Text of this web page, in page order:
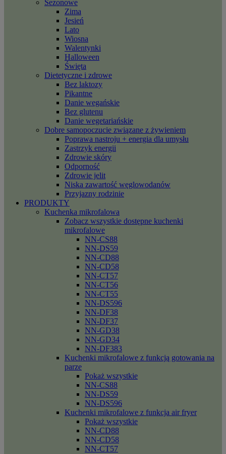
Sezonowe
Zima
Jesień
Lato
Wiosna
Walentynki
Halloween
Święta
Dietetyczne i zdrowe
Bez laktozy
Pikantne
Danie wegańskie
Bez glutenu
Danie wegetariańskie
Dobre samopoczucie związane z żywieniem
Poprawa nastroju + energia dla umysłu
Zastrzyk energii
Zdrowie skóry
Odporność
Zdrowie jelit
Niska zawartość węglowodanów
Przyjazny rodzinie
PRODUKTY
Kuchenka mikrofalowa
Zobacz wszystkie dostępne kuchenki
mikrofalowe
NN-CS88
NN-DS59
NN-CD88
NN-CD58
NN-CT57
NN-CT56
NN-CT55
NN-DS596
NN-DF38
NN-DF37
NN-GD38
NN-GD34
NN-DF383
Kuchenki mikrofalowe z funkcją gotowania na
parze
Pokaż wszystkie
NN-CS88
NN-DS59
NN-DS596
Kuchenki mikrofalowe z funkcja air fryer
Pokaż wszystkie
NN-CD88
NN-CD58
NN-CT57